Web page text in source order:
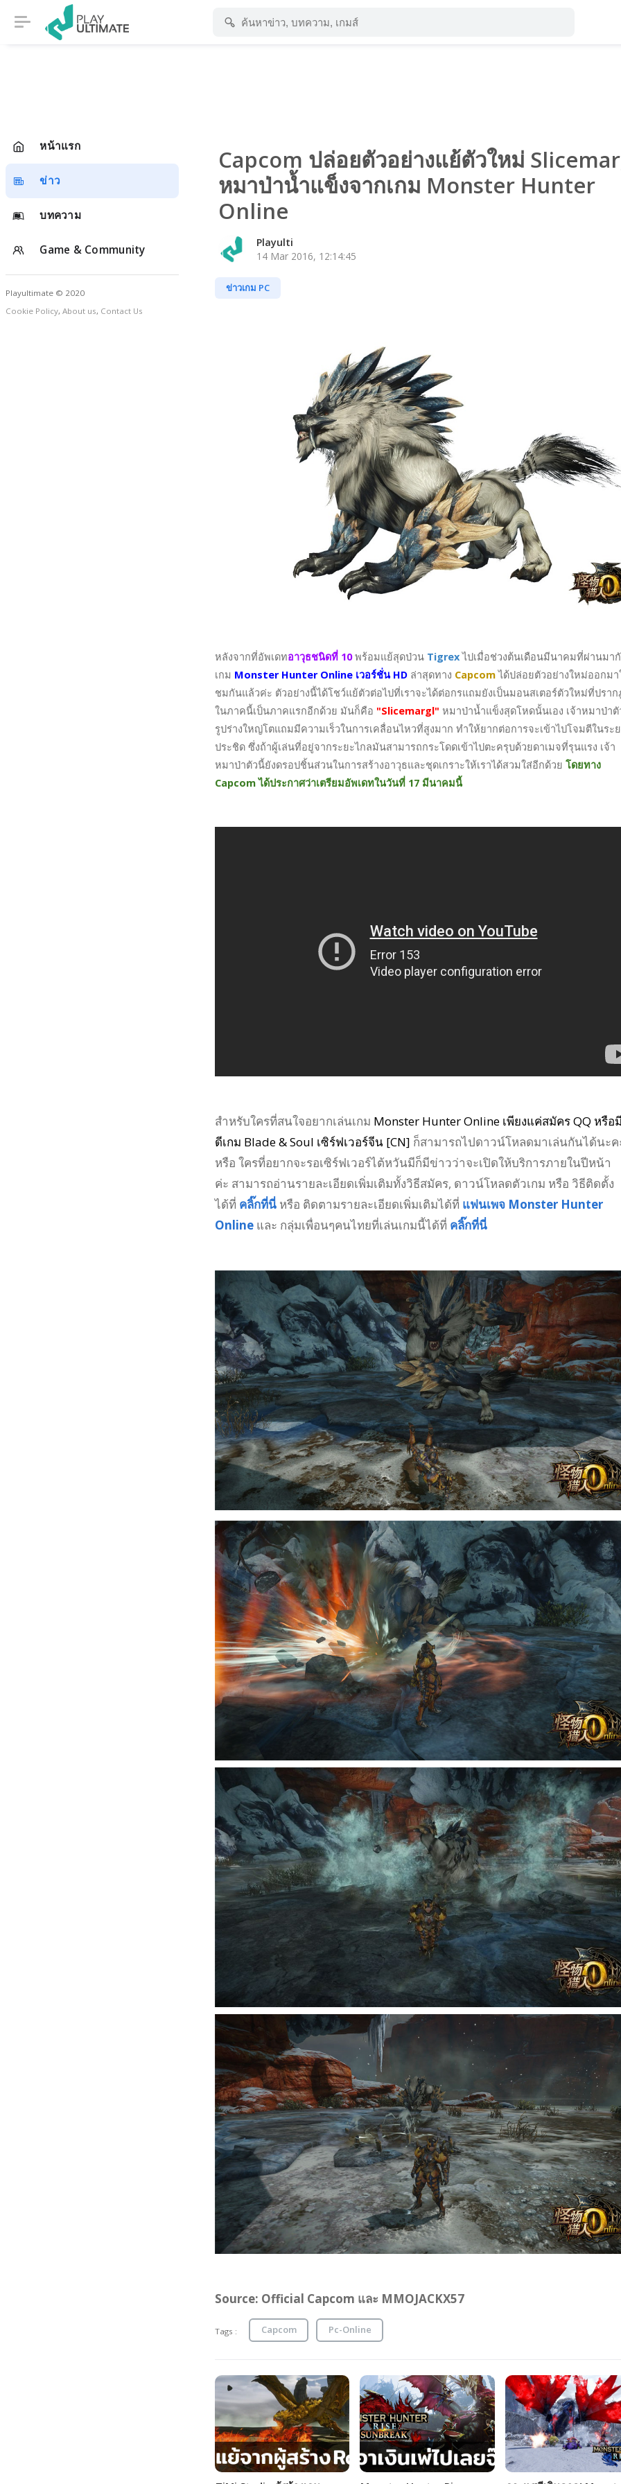
หน้าแรก
ข่าว
บทความ
Game & Community
Playultimate © 2020
Cookie Policy, About us, Contact Us
Capcom ปล่อยตัวอย่างแย้ตัวใหม่
หมาป่าน้ำแข็งจากเกม Monster Hunter
Online
Playulti
14 Mar 2016, 12:14:45
ข่าวเกม PC
หลังจากที่อัพเดทอาวุธชนิดที่ 10พร้อมแย้สุดป่วน Tigrexไปเมื่อช่วงต้นเดือนมีนาคมที่ผ่านมา
เกม Monster Hunter Online เวอร์ชั่น HDล่าสุดทาง Capcomได้ปล่อยตัวอย่างใหม่ออกมา
ชมกันแล้วค่ะ ตัวอย่างนี้ได้โชว์แย้ตัวต่อไปที่เราจะได้ต่อกรแถมยังเป็นมอนสเตอร์ตัวใหม่ที่ปราก
ในภาคนี้เป็นภาคแรกอีกด้วย มันก็คือ "Slicemargl" หมาป่าน้ำแข็งสุดโหดนั้นเอง เจ้าหมาป่า
รูปร่างใหญ่โตแถมมีความเร็วในการเคลื่อนไหวที่สูงมาก ทำให้ยากต่อการจะเข้าไปโจมตีในระ
ประชิด ซึ่งถ้าผู้เล่นที่อยู่จากระยะไกลมันสามารถกระโดดเข้าไปตะครุบด้วยดาเมจที่รุนแรง เจ้า
หมาป่าตัวนี้ยังดรอปชิ้นส่วนในการสร้างอาวุธและชุดเกราะให้เราได้สวมใส่อีกด้วย โดยทาง
Capcom ได้ประกาศว่าเตรียมอัพเดทในวันที่ 17 มีนาคมนี้
สำหรับใครที่สนใจอยากเล่นเกม Monster Hunter Online เพียงแค่สมัคร QQ หรือ
ดีเกม Blade & Soul เซิร์ฟเวอร์จีน [CN] ก็สามารถไปดาวน์โหลดมาเล่นกันได้นะค
หรือ ใครที่อยากจะรอเซิร์ฟเวอร์ไต้หวันมีก็มีข่าวว่าจะเปิดให้บริการภายในปีหน้า
ค่ะ สามารถอ่านรายละเอียดเพิ่มเติมทั้งวิธีสมัคร, ดาวน์โหลดตัวเกม หรือ วิธีติดตั้ง
ได้ที่ คลิ๊กที่นี่หรือ ติดตามรายละเอียดเพิ่มเติมได้ที่ แฟนเพจ Monster Hunter
Onlineและ กลุ่มเพื่อนๆคนไทยที่เล่นเกมนี้ได้ที่ คลิ๊กที่นี่
Source: Official Capcom และ MMOJACKX57
Tags : Capcom Pc-Online